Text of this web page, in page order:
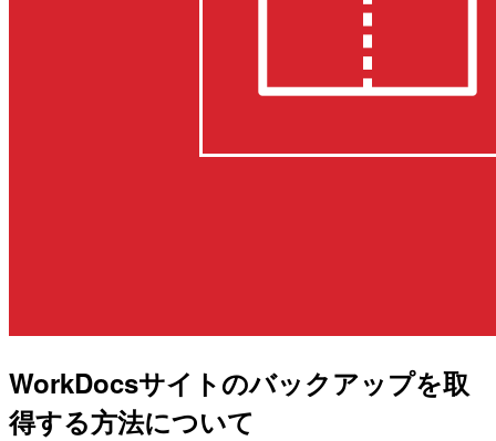
WorkDocsサイトのバックアップを取
得する方法について